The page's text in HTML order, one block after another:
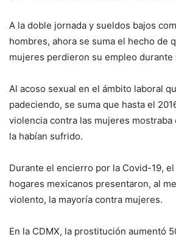
A la doble jornada y sueldos bajos
hombres, ahora se suma el hecho de
mujeres perdieron su empleo durante
Al acoso sexual en el ámbito laboral
padeciendo, se suma que hasta el
violencia contra las mujeres mostraba
la habían sufrido.
Durante el encierro por la Covid-19,
hogares mexicanos presentaron, al
violento, la mayoría contra mujeres.
En la CDMX, la prostitución aumentó